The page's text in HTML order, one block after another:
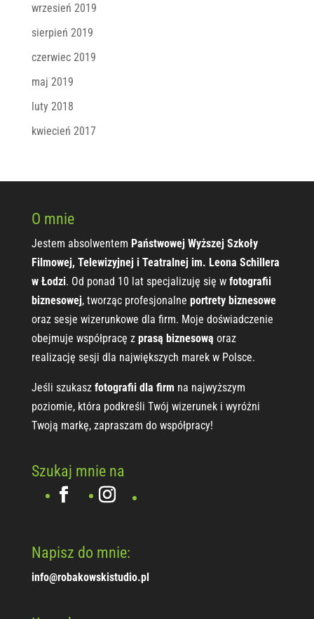
wrzesień 2019
sierpień 2019
czerwiec 2019
maj 2019
luty 2018
kwiecień 2017
O mnie
Jestem absolwentem Państwowej Wyższej Szkoły
Filmowej, Telewizyjnej i Teatralnej im. Leona Schillera
w Łodzi. Od ponad 10 lat specjalizuję się w fotografii
biznesowej, tworząc profesjonalne portrety biznesowe
oraz sesje wizerunkowe dla firm. Moje doświadczenie
obejmuje współpracę z prasą biznesową oraz
realizację sesji dla największych marek w Polsce.
Jeśli szukasz fotografii dla firm na najwyższym
poziomie, która podkreśli Twój wizerunek i wyróżni
Twoją markę, zapraszam do współpracy!
Szukaj mnie na
Napisz do mnie:
info@robakowskistudio.pl